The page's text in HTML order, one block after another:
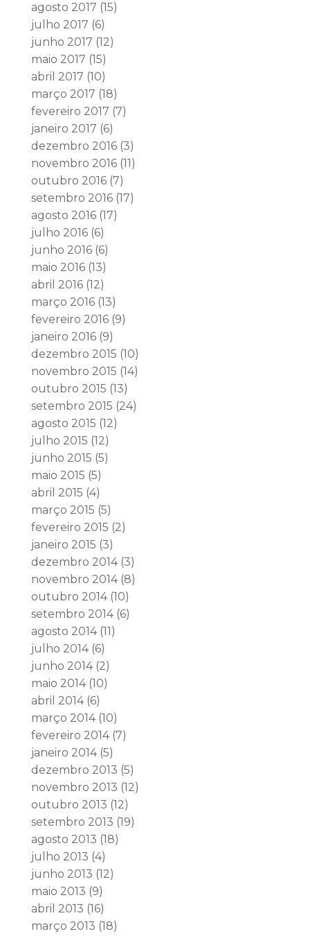
agosto 2017 (15)
julho 2017 (6)
junho 2017 (12)
maio 2017 (15)
abril 2017 (10)
março 2017 (18)
fevereiro 2017 (7)
janeiro 2017 (6)
dezembro 2016(3)
novembro 2016(11)
outubro 2016(7)
setembro 2016(17)
agosto 2016(17)
julho 2016(6)
junho 2016(6)
maio 2016(13)
abril 2016(12)
março 2016(13)
fevereiro 2016(9)
janeiro 2016(9)
dezembro 2015 (10)
novembro 2015 (14)
outubro 2015 (13)
setembro 2015 (24)
agosto 2015 (12)
julho 2015 (12)
junho 2015 (5)
maio 2015 (5)
abril 2015 (4)
março 2015 (5)
fevereiro 2015 (2)
janeiro 2015 (3)
dezembro 2014(3)
novembro 2014(8)
outubro 2014(10)
setembro 2014(6)
agosto 2014(11)
julho 2014(6)
junho 2014(2)
maio 2014(10)
abril 2014(6)
março 2014(10)
fevereiro 2014(7)
janeiro 2014(5)
dezembro 2013 (5)
novembro 2013 (12)
outubro 2013 (12)
setembro 2013 (19)
agosto 2013 (18)
julho 2013 (4)
junho 2013 (12)
maio 2013 (9)
abril 2013 (16)
março 2013 (18)